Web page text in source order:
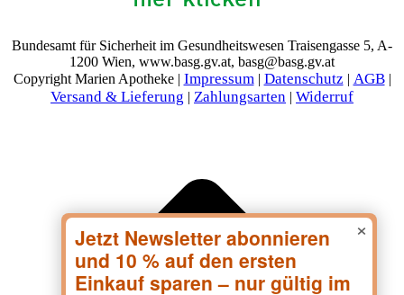
Bundesamt für Sicherheit im Gesundheitswesen Traisengasse 5, A-
1200 Wien, www.basg.gv.at, basg@basg.gv.at
Copyright Marien Apotheke | Impressum | Datenschutz | AGB|
Versand & Lieferung | Zahlungsarten | Widerruf
×